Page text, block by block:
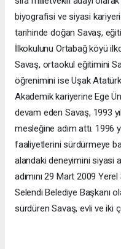
biyografisi ve siyasi
tarihinde doğan Savaş,
İlkokulunu Ortabağ köyü
Savaş, ortaokul eğitimini
öğrenimini ise Uşak
Akademik kariyerine Ege
devam eden Savaş, 1993
mesleğine adım attı. 1996
faaliyetlerini sürdürmeye
alandaki deneyimini siyasi
adımını 29 Mart 2009
Selendi Belediye Başkanı
sürdüren Savaş, evli ve iki